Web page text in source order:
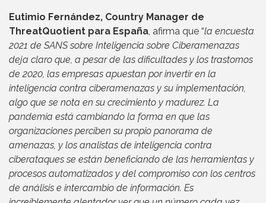
Eutimio Fernández, Country Manager de
ThreatQuotient para España, afirma que “la encuesta
2021 de SANS sobre Inteligencia sobre Ciberamenazas
deja claro que, a pesar de las dificultades y los trastornos
de 2020, las empresas apuestan por invertir en la
inteligencia contra ciberamenazas y su implementación,
algo que se nota en su crecimiento y madurez. La
pandemia está cambiando la forma en que las
organizaciones perciben su propio panorama de
amenazas, y los analistas de inteligencia contra
ciberataques se están beneficiando de las herramientas y
procesos automatizados y del compromiso con los centros
de análisis e intercambio de información. Es